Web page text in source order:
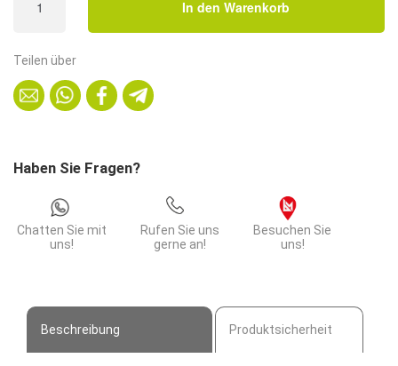
Stuhl
Eleganza
|
Samt
In den Warenkorb
Teilen über
Haben Sie Fragen?
Chatten Sie mit
uns!
Rufen Sie uns
gerne an!
Besuchen Sie
uns!
Beschreibung Produktsicherheit